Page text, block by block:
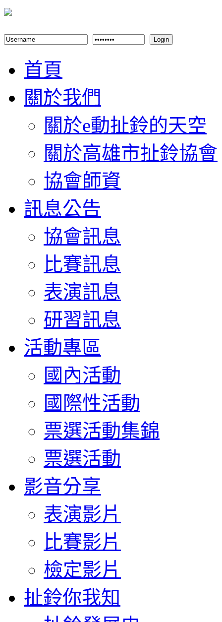
Login
首頁
關於我們
關於e動扯鈴的天空
關於高雄市扯鈴協會
協會師資
訊息公告
協會訊息
比賽訊息
表演訊息
研習訊息
活動專區
國內活動
國際性活動
票選活動集錦
票選活動
影音分享
表演影片
比賽影片
檢定影片
扯鈴你我知